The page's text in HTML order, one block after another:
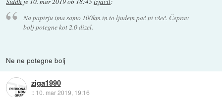
Na papirju ima samo 100km in to ljudem pač ni všeč. Čeprav
bolj potegne kot 2.0 dizel.
Ne ne potegne bolj
ziga1990
:: 10. mar 2019, 19:16